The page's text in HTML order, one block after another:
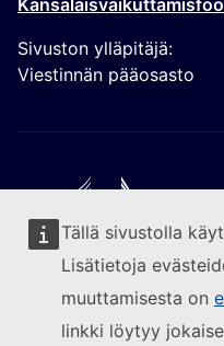
Tällä sivustolla
Lisätietoja
muuttamisesta on
linkki löytyy
Sivuston ylläpitäjä:
Viestinnän pääosasto
Seuraa Euroopan
Yhteydenotot(Ulkoinen
Ilmoita IT-